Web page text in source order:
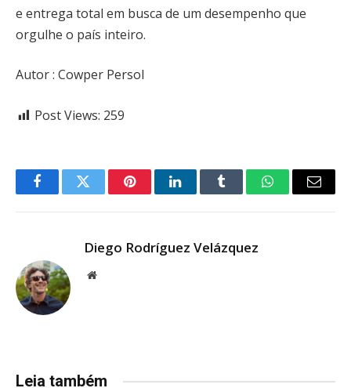
e entrega total em busca de um desempenho que
orgulhe o país inteiro.
Autor : Cowper Persol
Post Views: 259
FacebookTwitter PinterestLinkedInTumblr WhatsAppEmail
Diego Rodríguez Velázquez
Website
Leia também